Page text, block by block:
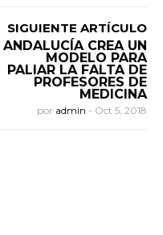
SIGUIENTE ARTÍCULO
ANDALUCÍA CREA UN
MODELO PARA
PALIAR LA FALTA DE
PROFESORES DE
MEDICINA
por admin - Oct 5, 2018